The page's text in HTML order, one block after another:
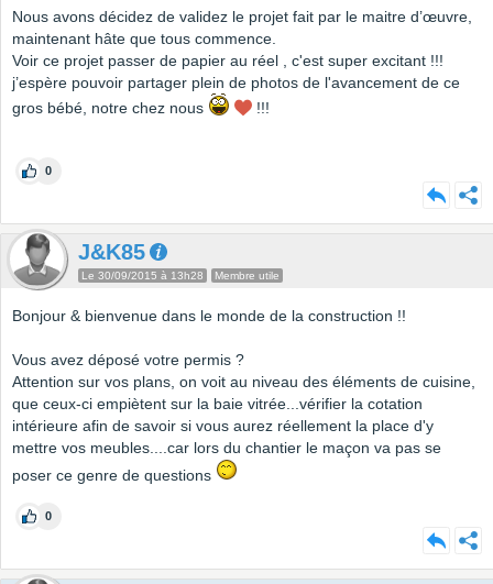
Nous avons décidez de validez le projet fait par le maitre d’œuvre,
maintenant hâte que tous commence.
Voir ce projet passer de papier au réel , c'est super excitant !!!
j’espère pouvoir partager plein de photos de l'avancement de ce
gros bébé, notre chez nous
!!!
0
J&K85
Le 30/09/2015 à 13h28 Membre utile
Bonjour & bienvenue dans le monde de la construction !!
Vous avez déposé votre permis ?
Attention sur vos plans, on voit au niveau des éléments de cuisine,
que ceux-ci empiètent sur la baie vitrée...vérifier la cotation
intérieure afin de savoir si vous aurez réellement la place d'y
mettre vos meubles....car lors du chantier le maçon va pas se
poser ce genre de questions
0